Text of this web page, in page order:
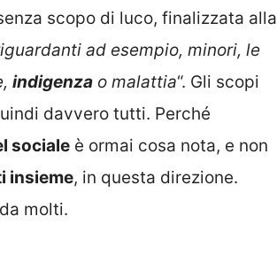
scopo di luco, finalizzata alla
ad esempio, minori, le
indigenza o malattia“. Gli scopi
davvero tutti. Perché
sociale è ormai cosa nota, e non
insieme, in questa direzione.
molti.